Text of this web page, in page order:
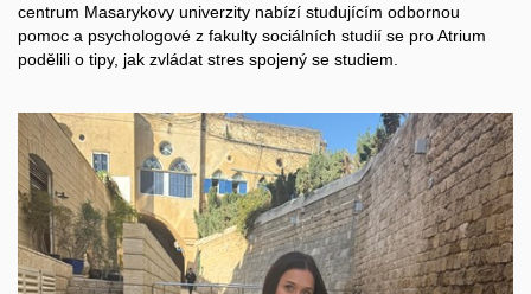
centrum Masarykovy univerzity nabízí studujícím odbornou
pomoc a psychologové z fakulty sociálních studií se pro Atrium
podělili o tipy, jak zvládat stres spojený se studiem.